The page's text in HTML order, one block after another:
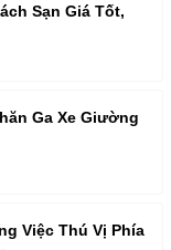
Sạn Giá Tốt,
Ga Xe Giường
Việc Thú Vị Phía